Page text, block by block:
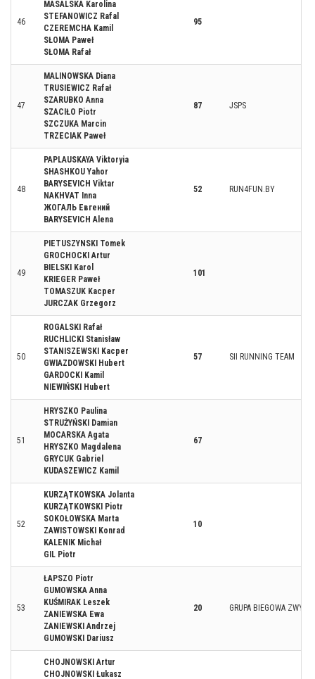
46
MASALSKA Karolina
STEFANOWICZ Rafal
CZEREMCHA Kamil
SŁOMA Paweł
SŁOMA Rafał
95
47
MALINOWSKA Diana
TRUSIEWICZ Rafał
SZARUBKO Anna
SZACIŁO Piotr
SZCZUKA Marcin
TRZECIAK Paweł
87 JSPS
48
PAPLAUSKAYA Viktoryia
SHASHKOU Yahor
BARYSEVICH Viktar
NAKHVAT Inna
ЖОГАЛЬ Евгений
BARYSEVICH Alena
52 RUN4FUN.BY
49
PIETUSZYNSKI Tomek
GROCHOCKI Artur
BIELSKI Karol
KRIEGER Paweł
TOMASZUK Kacper
JURCZAK Grzegorz
101
50
ROGALSKI Rafał
RUCHLICKI Stanisław
STANISZEWSKI Kacper
GWIAZDOWSKI Hubert
GARDOCKI Kamil
NIEWIŃSKI Hubert
57 SII RUNNING TEAM
51
HRYSZKO Paulina
STRUŻYŃSKI Damian
MOCARSKA Agata
HRYSZKO Magdalena
GRYCUK Gabriel
KUDASZEWICZ Kamil
67
52
KURZĄTKOWSKA Jolanta
KURZĄTKOWSKI Piotr
SOKOŁOWSKA Marta
ZAWISTOWSKI Konrad
KALENIK Michał
GIL Piotr
10
53
ŁAPSZO Piotr
GUMOWSKA Anna
KUŚMIRAK Leszek
ZANIEWSKA Ewa
ZANIEWSKI Andrzej
GUMOWSKI Dariusz
20 GRUPA BIEGOWA
CHOJNOWSKI Artur
CHOJNOWSKI Łukasz